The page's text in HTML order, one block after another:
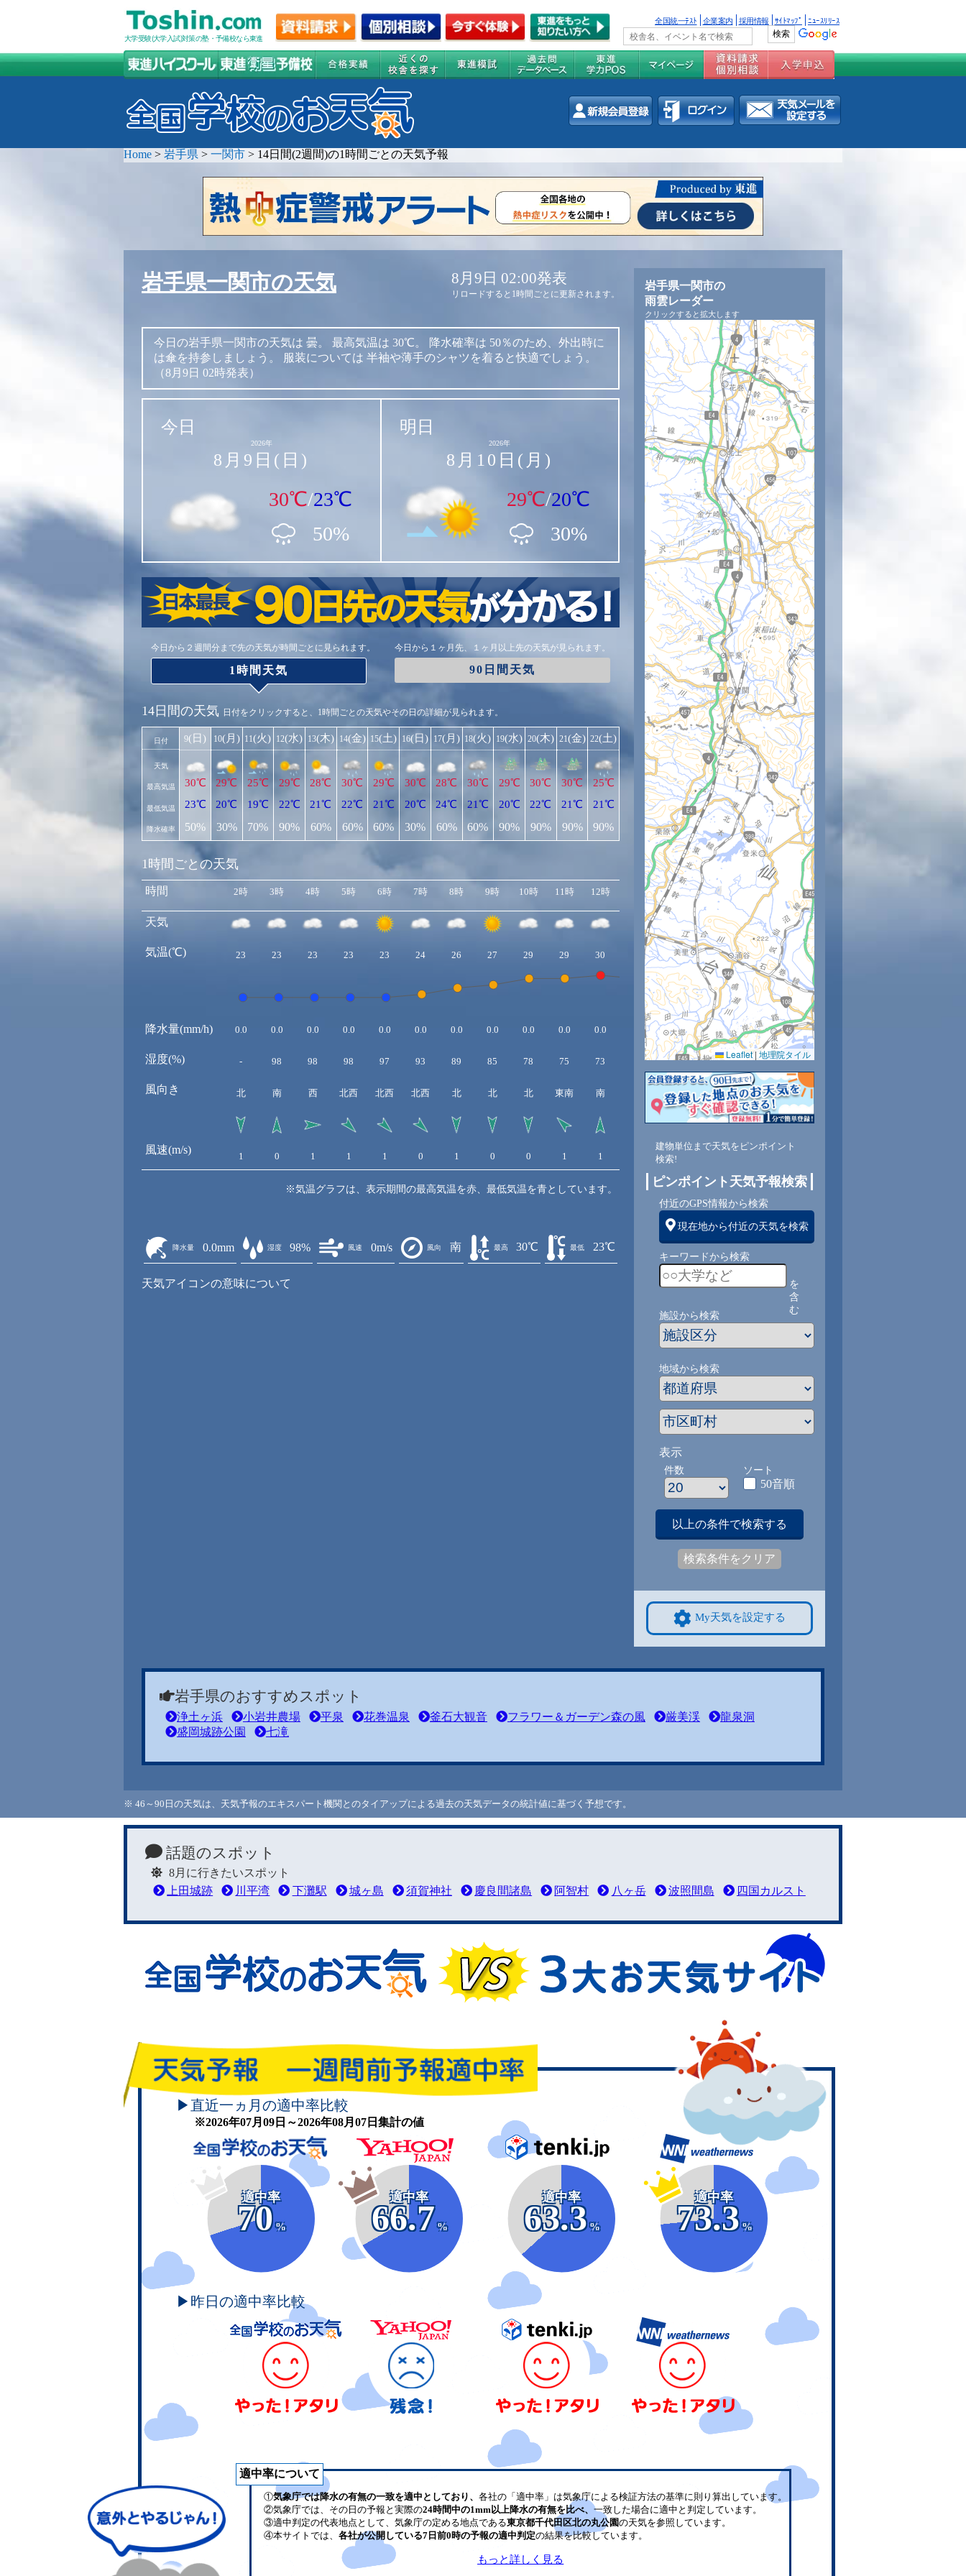
大学受験(大学入試)対策の塾・予備校なら東進
全国統一ﾃｽﾄ 企業案内 採用情報 ｻｲﾄﾏｯﾌﾟ ﾆｭｰｽﾘﾘｰｽ
Home > 岩手県 > 一関市 > 14日間(2週間)の1時間ごとの天気予報
岩手県一関市の天気 8月9日 02:00発表
リロードすると1時間ごとに更新されます。
今日の岩手県一関市の天気は 曇。 最高気温は 30℃。 降水確率は 50％のため、外出時に
は傘を持参しましょう。
服装については 半袖や薄手のシャツを着ると快適でしょう。
（8月9日 02時発表）
今日
2026年
8月9日(日)
30℃/23℃
50%
明日
2026年
8月10日(月)
29℃/20℃
30%
今日から２週間分まで先の天気が時間ごとに見られます。
1時間天気
今日から１ヶ月先、１ヶ月以上先の天気が見られます。
90日間天気
14日間の天気 日付をクリックすると、1時間ごとの天気やその日の詳細が見られます。
日付
天気
最高気温
最低気温
降水確率
9(日)
30℃
23℃
50%
10(月)
29℃
20℃
30%
11(火)
25℃
19℃
70%
12(水)
29℃
22℃
90%
13(木)
28℃
21℃
60%
14(金)
30℃
22℃
60%
15(土)
29℃
21℃
60%
16(日)
30℃
20℃
30%
17(月)
28℃
24℃
60%
18(火)
30℃
21℃
60%
19(水)
29℃
20℃
90%
20(木)
30℃
22℃
90%
21(金)
30℃
21℃
90%
22(土)
25℃
21℃
90%
1時間ごとの天気
時間
天気
気温(℃)
降水量(mm/h)
湿度(%)
風向き
風速(m/s)
2時 3時 4時 5時 6時 7時 8時 9時 10時 11時 12時 13時 14時 15時 16時 17時 18時
23 23 23 23 23 24 26 27 29 29 30 29 28 28 26 25
0.0 0.0 0.0 0.0 0.0 0.0 0.0 0.0 0.0 0.0 0.0 0.0 0.0 0.0 0.0 0.0
- 98 98 98 97 93 89 85 78 75 73 78 81 79 79 82
北 南 西 北西 北西 北西 北 北 北 東南 南 東南 東南 東南 東南 東南
1 0 1 1 1 0 1 0 0 1 1 2
※気温グラフは、表示期間の最高気温を赤、最低気温を青としています。
降水量 0.0mm 湿度 98% 風速 0m/s 風向 南 最高 30℃ 最低 23℃
天気アイコンの意味について
岩手県一関市の
雨雲レーダー
クリックすると拡大します
Leaflet | 地理院タイル
建物単位まで天気をピンポイント
検索!
ピンポイント天気予報検索
付近のGPS情報から検索
現在地から付近の天気を検索
キーワードから検索
を
含
む
施設から検索
地域から検索
表示
件数 ソート
50音順
以上の条件で検索する
検索条件をクリア
My天気を設定する
岩手県のおすすめスポット
浄土ヶ浜 小岩井農場 平泉 花巻温泉 釜石大観音 フラワー＆ガーデン森の風 厳美渓
龍泉洞
盛岡城跡公園
七滝
※ 46～90日の天気は、天気予報のエキスパート機関とのタイアップによる過去の天気データの統計値に基づく予想です。
話題のスポット
8月に行きたいスポット
上田城跡
川平湾 下灘駅 城ヶ島 須賀神社 慶良間諸島 阿智村 八ヶ岳 波照間島 四国カルスト
▶直近一ヵ月の適中率比較
※2026年07月09日～2026年08月07日集計の値
適中率
70
%
適中率
66.7
%
適中率
63.3
%
適中率
73.3
%
▶昨日の適中率比較
適中率について
①気象庁では降水の有無の一致を適中としており、 各社の「適中率」は気象庁による検証方法の基準に則り算出しています。
②気象庁では、その日の予報と実際の24時間中の1mm以上降水の有無を比べ、 一致した場合に適中と判定しています。
③適中判定の代表地点として、気象庁の定める地点である東京都千代田区北の丸公園の天気を参照しています。
④本サイトでは、 各社が公開している7日前0時の予報の適中判定の結果を比較しています。
もっと詳しく見る